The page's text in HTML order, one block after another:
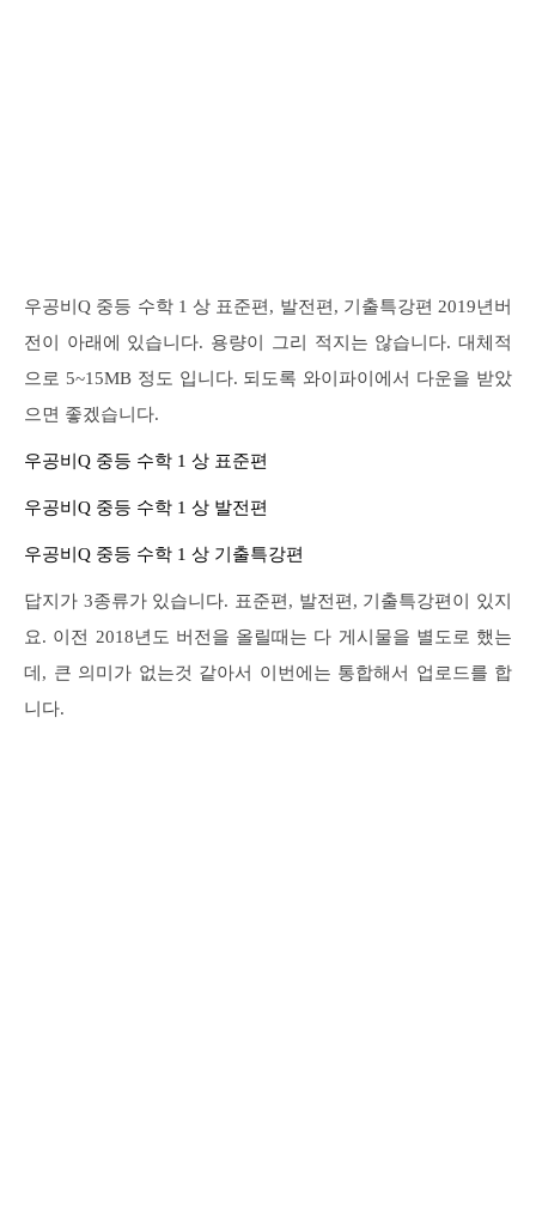
우공비Q 중등 수학 1 상 표준편, 발전편, 기출특강편 2019년버
전이 아래에 있습니다. 용량이 그리 적지는 않습니다. 대체적
으로 5~15MB 정도 입니다. 되도록 와이파이에서 다운을 받았
으면 좋겠습니다.
우공비Q 중등 수학 1 상 표준편
우공비Q 중등 수학 1 상 발전편
우공비Q 중등 수학 1 상 기출특강편
답지가 3종류가 있습니다. 표준편, 발전편, 기출특강편이 있지
요. 이전 2018년도 버전을 올릴때는 다 게시물을 별도로 했는
데, 큰 의미가 없는것 같아서 이번에는 통합해서 업로드를 합
니다.